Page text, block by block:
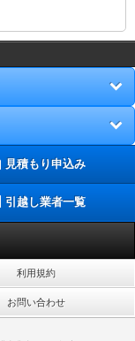
見積もり申込み
引越し業者一覧
利用規約
お問い合わせ